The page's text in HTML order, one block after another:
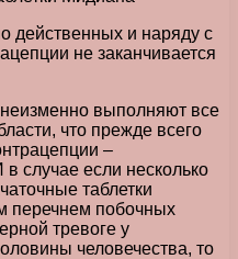
действенных и наряду с
не заканчивается
выполняют все
что прежде всего
–
случае если несколько
таблетки
перечнем побочных
тревоге у
человечества, то